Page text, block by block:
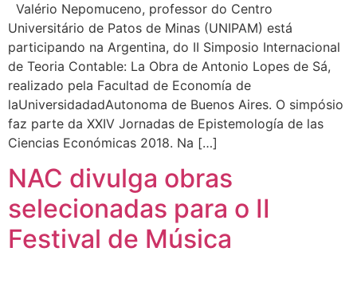
Valério Nepomuceno, professor do Centro
Universitário de Patos de Minas (UNIPAM) está
participando na Argentina, do II Simposio Internacional
de Teoria Contable: La Obra de Antonio Lopes de Sá,
realizado pela Facultad de Economía de
laUniversidadadAutonoma de Buenos Aires. O simpósio
faz parte da XXIV Jornadas de Epistemología de las
Ciencias Económicas 2018. Na […]
NAC divulga obras
selecionadas para o II
Festival de Música